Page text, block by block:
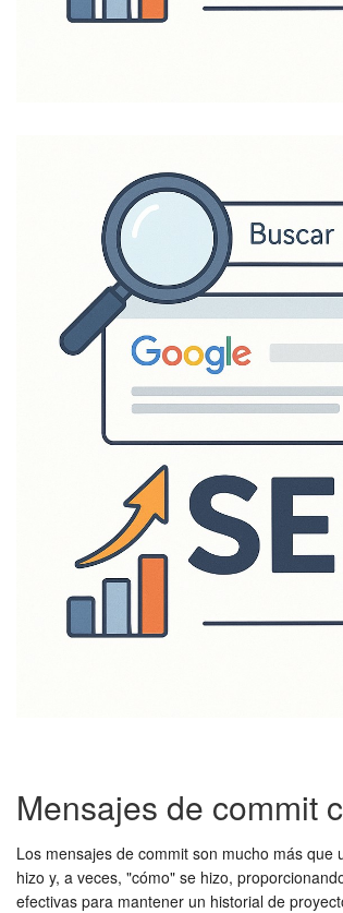
Mensajes de commit
Los mensajes de commit son mucho más
hizo y, a veces, "cómo" se hizo,
efectivas para mantener un historial de